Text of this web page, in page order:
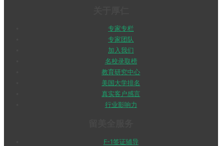
专家专栏
专家团队
加入我们
名校录取榜
教育研究中心
美国大学排名
真实客户感言
行业影响力
F-1签证辅导